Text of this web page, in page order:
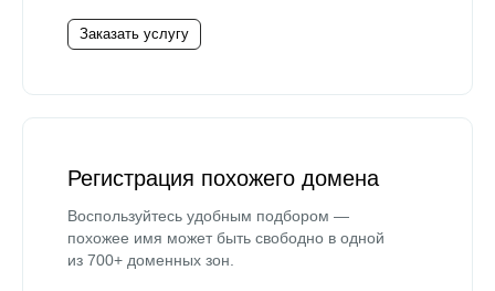
Заказать услугу
Регистрация похожего домена
Воспользуйтесь удобным подбором —
похожее имя может быть свободно в одной
из 700+ доменных зон.